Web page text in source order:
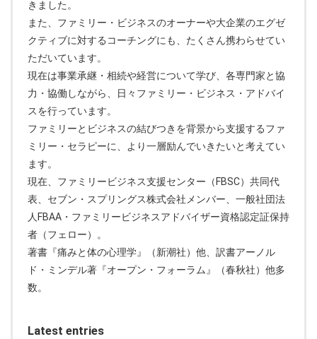
きました。
また、ファミリー・ビジネスのオーナーや大企業のエグゼ
クティブに対するコーチングにも、たくさん携わらせてい
ただいています。
現在は事業承継・相続や経営について学び、各専門家と協
力・協働しながら、日々ファミリー・ビジネス・アドバイ
スを行っています。
ファミリーとビジネスの結びつきを背景から支援するファ
ミリー・セラピーに、より一層励んでいきたいと考えてい
ます。
現在、ファミリービジネス支援センター（FBSC）共同代
表、セブン・スプリングス株式会社メンバー、一般社団法
人FBAA・ファミリービジネスアドバイザー資格認定証保持
者（フェロー）。
著書『痛みと体の心理学』（新潮社）他、訳書アーノル
ド・ミンデル著『オープン・フォーラム』（春秋社）他多
数。
Latest entries